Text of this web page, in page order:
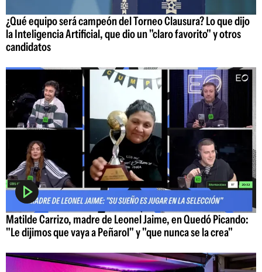
¿Qué equipo será campeón del Torneo Clausura? Lo que dijo
la Inteligencia Artificial, que dio un "claro favorito" y otros
candidatos
Matilde Carrizo, madre de Leonel Jaime, en Quedó Picando:
"Le dijimos que vaya a Peñarol" y "que nunca se la crea"